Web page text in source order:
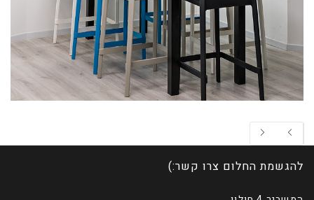
להגשמת החלום צרו קשר:)